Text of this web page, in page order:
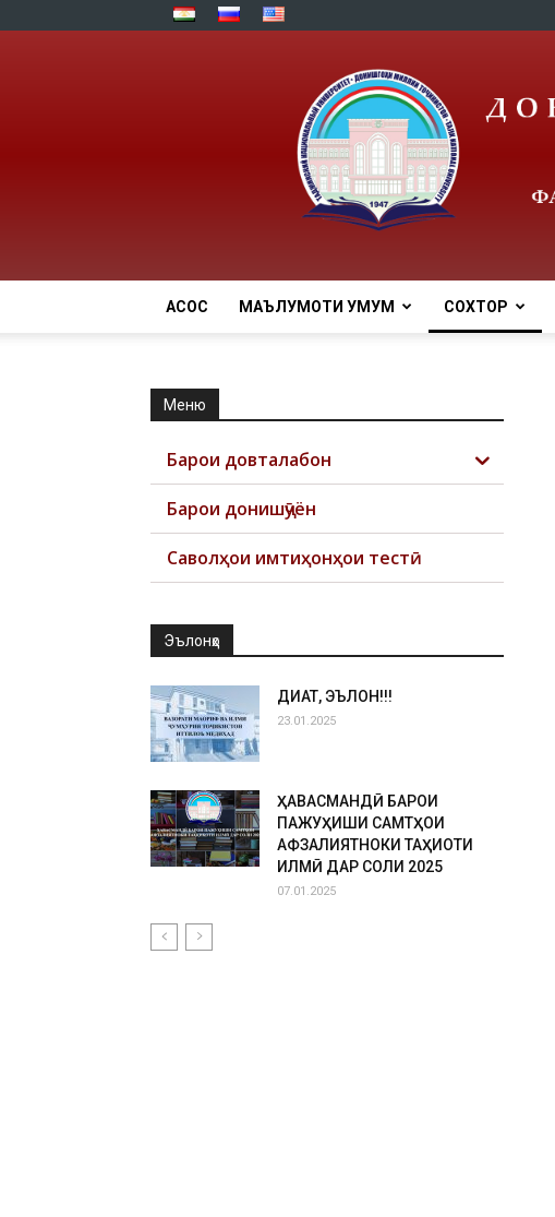
АСОСӢ МАЪЛУМОТИ УМУМӢ СОХТОР
Меню
Барои довталабон
Барои донишҷӯён
Саволҳои имтиҳонҳои тестӣ
Эълонҳо
ДИҚҚАТ, ЭЪЛОН!!!
23.01.2025
ҲАВАСМАНДӢ БАРОИ
ПАЖУҲИШИ САМТҲОИ
АФЗАЛИЯТНОКИ ТАҲҚИҚОТИ
ИЛМӢ ДАР СОЛИ 2025
07.01.2025